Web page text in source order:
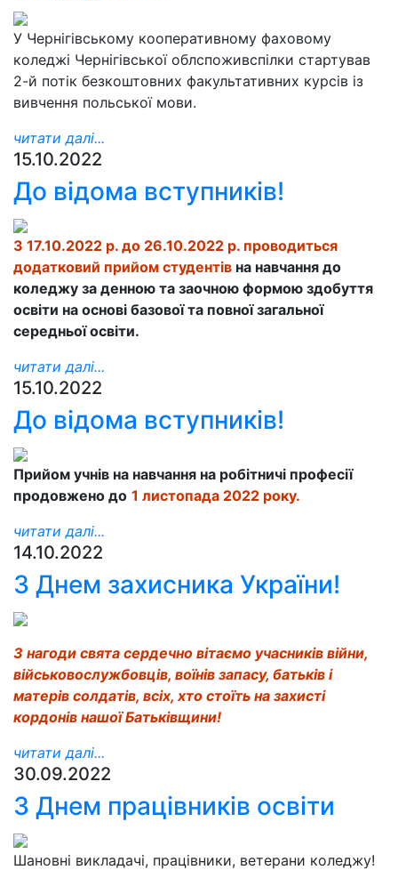
У Чернігівському кооперативному фаховому
коледжі Чернігівської облспоживспілки стартував
2-й потік безкоштовних факультативних курсів із
вивчення польської мови.
читати далі...
15.10.2022
До відома вступників!
З 17.10.2022 р. до 26.10.2022 р. проводиться
додатковий прийом студентів на навчання до
коледжу за денною та заочною формою здобуття
освіти на основі базової та повної загальної
середньої освіти.
читати далі...
15.10.2022
До відома вступників!
Прийом учнів на навчання на робітничі професії
продовжено до 1 листопада 2022 року.
читати далі...
14.10.2022
З Днем захисника України!
З нагоди свята сердечно вітаємо учасників війни,
військовослужбовців, воїнів запасу, батьків і
матерів солдатів, всіх, хто стоїть на захисті
кордонів нашої Батьківщини!
читати далі...
30.09.2022
З Днем працівників освіти
Шановні викладачі, працівники, ветерани коледжу!